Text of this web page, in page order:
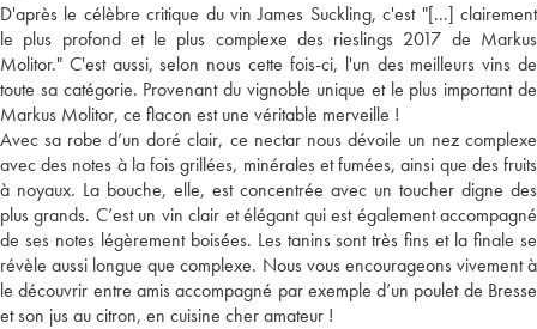
D'après le célèbre critique du vin James Suckling, c'est "[...] clairement
le plus profond et le plus complexe des rieslings 2017 de Markus
Molitor." C'est aussi, selon nous cette fois-ci, l'un des meilleurs vins de
toute sa catégorie. Provenant du vignoble unique et le plus important de
Markus Molitor, ce flacon est une véritable merveille !
Avec sa robe d’un doré clair, ce nectar nous dévoile un nez complexe
avec des notes à la fois grillées, minérales et fumées, ainsi que des fruits
à noyaux. La bouche, elle, est concentrée avec un toucher digne des
plus grands. C’est un vin clair et élégant qui est également accompagné
de ses notes légèrement boisées. Les tanins sont très fins et la finale se
révèle aussi longue que complexe. Nous vous encourageons vivement à
le découvrir entre amis accompagné par exemple d’un poulet de Bresse
et son jus au citron, en cuisine cher amateur !